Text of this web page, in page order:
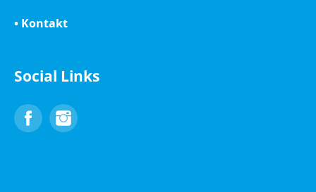
• Kontakt
Social Links
Facebook